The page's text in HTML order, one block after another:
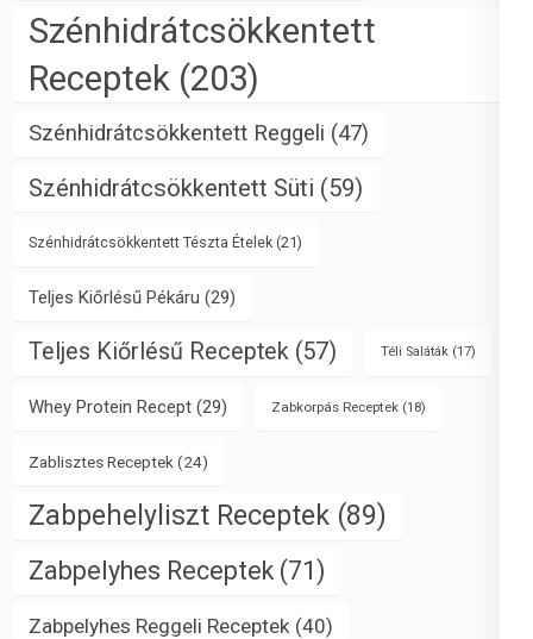
Szénhidrátcsökkentett
Receptek (203)
Szénhidrátcsökkentett Reggeli (47)
Szénhidrátcsökkentett Süti (59)
Szénhidrátcsökkentett Tészta Ételek (21)
Teljes Kiőrlésű Pékáru (29)
Teljes Kiőrlésű Receptek (57) Téli Saláták (17)
Whey Protein Recept (29) Zabkorpás Receptek (18)
Zablisztes Receptek (24)
Zabpehelyliszt Receptek (89)
Zabpelyhes Receptek (71)
Zabpelyhes Reggeli Receptek (40)